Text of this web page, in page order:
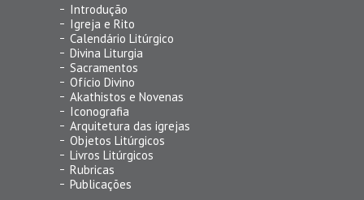
Introdução
Igreja e Rito
Calendário Litúrgico
Divina Liturgia
Sacramentos
Ofício Divino
Akathistos e Novenas
Iconografia
Arquitetura das igrejas
Objetos Litúrgicos
Livros Litúrgicos
Rubricas
Publicações